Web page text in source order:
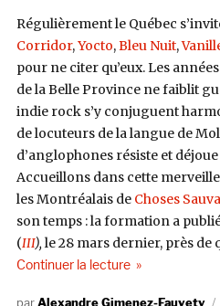
Régulièrement le Québec
Corridor,Yocto,Bleu Nuit,
pour ne citer qu’eux. Les
de la Belle Province ne faiblit
indie rock s’y conjuguent
de locuteurs de la langue de
d’anglophones résiste et
Accueillons dans cette
les Montréalais de Choses
son temps : la formation a
(III), le 28 mars dernier, près de
Continuer la lecturede « Choses
AuteurAlexandre Gimenez-Fauvety